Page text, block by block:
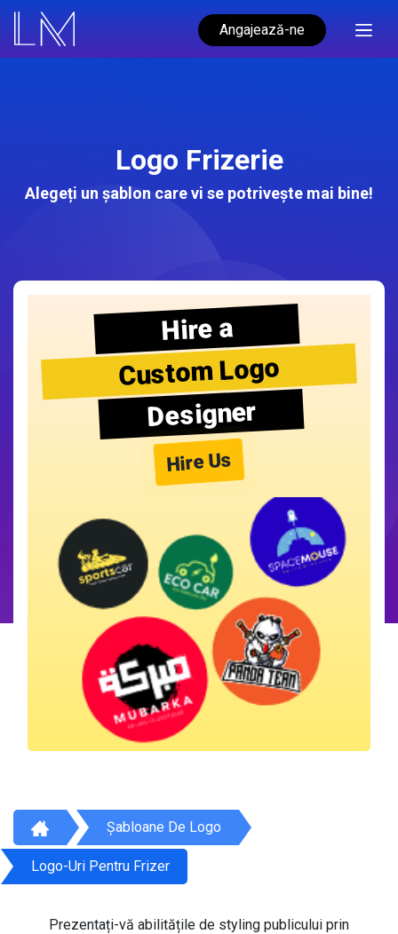
Angajează-ne
Logo Frizerie
Alegeți un șablon care vi se potrivește mai bine!
Hire a
Custom Logo
Designer
Hire Us
Șabloane De Logo
Logo-Uri Pentru Frizer
Prezentați-vă abilitățile de styling publicului prin